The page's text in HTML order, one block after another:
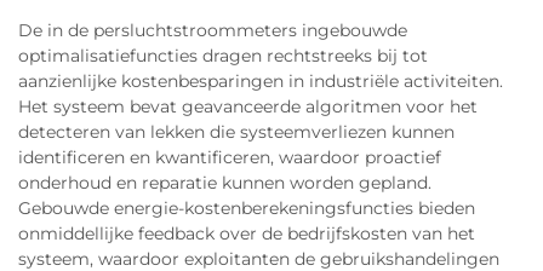
De in de persluchtstroommeters ingebouwde
optimalisatiefuncties dragen rechtstreeks bij tot
aanzienlijke kostenbesparingen in industriële activiteiten.
Het systeem bevat geavanceerde algoritmen voor het
detecteren van lekken die systeemverliezen kunnen
identificeren en kwantificeren, waardoor proactief
onderhoud en reparatie kunnen worden gepland.
Gebouwde energie-kostenberekeningsfuncties bieden
onmiddellijke feedback over de bedrijfskosten van het
systeem, waardoor exploitanten de gebruikshandelingen